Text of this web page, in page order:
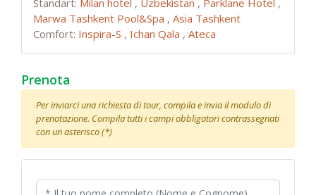
Marwa Tashkent Pool&Spa , Asia Tashkent
Comfort: Inspira-S , Ichan Qala , Ateca
Prenota
Per inviarci una richiesta di tour, compila e invia il modulo di
prenotazione. Compila tutti i campi obbligatori contrassegnati
con un asterisco (*)